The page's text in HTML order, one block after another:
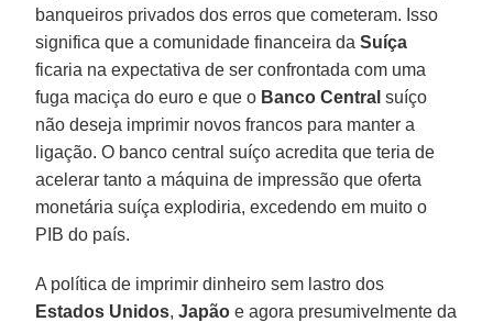
banqueiros privados dos erros que cometeram. Isso
significa que a comunidade financeira daSuíça
ficaria na expectativa de ser confrontada com uma
fuga maciça do euro e que o Banco Central suíço
não deseja imprimir novos francos para manter a
ligação. O banco central suíço acredita que teria de
acelerar tanto a máquina de impressão que oferta
monetária suíça explodiria, excedendo em muito o
PIB do país.
A política de imprimir dinheiro sem lastro dos
Estados Unidos,Japão e agora presumivelmente da